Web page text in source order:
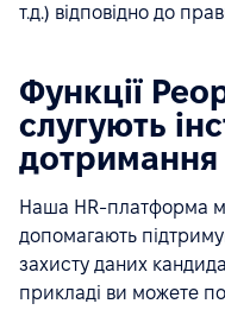
т.д.) відповідно до
Функції
слугують
дотримання
Наша HR-платформа
допомагають
захисту даних
прикладі ви можете